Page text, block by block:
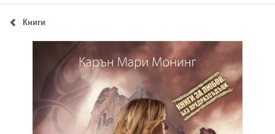
Книги